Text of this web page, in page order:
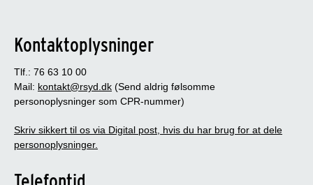
Kontaktoplysninger
Tlf.: 76 63 10 00
Mail: kontakt@rsyd.dk (Send aldrig følsomme
personoplysninger som CPR-nummer)
Skriv sikkert til os via Digital post, hvis du har brug for at dele
personoplysninger.